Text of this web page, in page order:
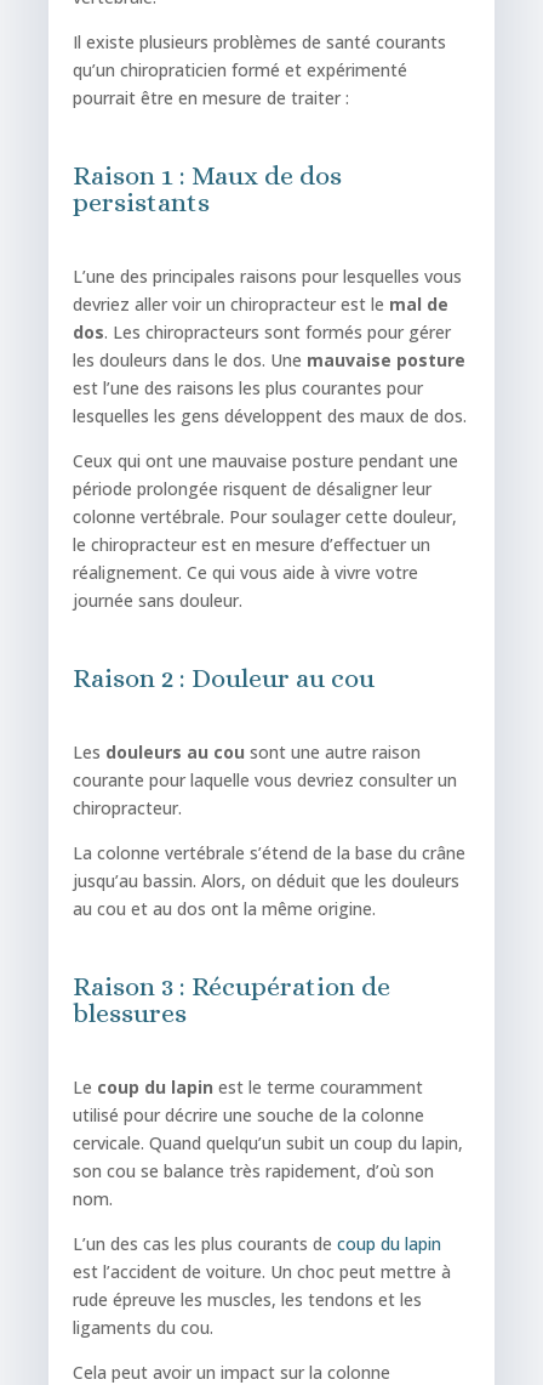
Il existe plusieurs problèmes de santé courants
qu’un chiropraticien formé et expérimenté
pourrait être en mesure de traiter :
Raison 1 : Maux de dos
persistants
L’une des principales raisons pour lesquelles vous
devriez aller voir un chiropracteur est le mal de
dos. Les chiropracteurs sont formés pour gérer
les douleurs dans le dos. Une mauvaise posture
est l’une des raisons les plus courantes pour
lesquelles les gens développent des maux de dos.
Ceux qui ont une mauvaise posture pendant une
période prolongée risquent de désaligner leur
colonne vertébrale. Pour soulager cette douleur,
le chiropracteur est en mesure d’effectuer un
réalignement. Ce qui vous aide à vivre votre
journée sans douleur.
Raison 2 : Douleur au cou
Les douleurs au cou sont une autre raison
courante pour laquelle vous devriez consulter un
chiropracteur.
La colonne vertébrale s’étend de la base du crâne
jusqu’au bassin. Alors, on déduit que les douleurs
au cou et au dos ont la même origine.
Raison 3 : Récupération de
blessures
Le coup du lapin est le terme couramment
utilisé pour décrire une souche de la colonne
cervicale. Quand quelqu’un subit un coup du lapin,
son cou se balance très rapidement, d’où son
nom.
L’un des cas les plus courants decoup du lapin
est l’accident de voiture. Un choc peut mettre à
rude épreuve les muscles, les tendons et les
ligaments du cou.
Cela peut avoir un impact sur la colonne